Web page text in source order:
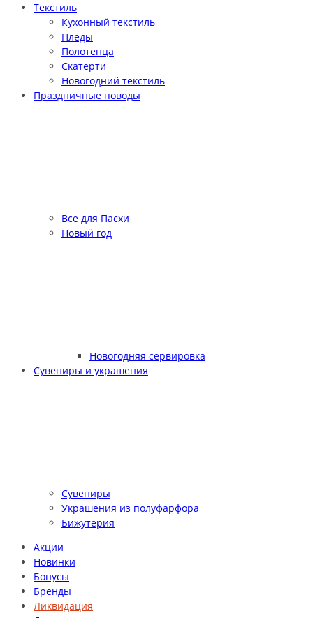
Текстиль
Кухонный текстиль
Пледы
Полотенца
Скатерти
Новогодний текстиль
Праздничные поводы
Все для Пасхи
Новый год
Новогодняя сервировка
Сувениры и украшения
Сувениры
Украшения из полуфарфора
Бижутерия
Акции
Новинки
Бонусы
Бренды
Ликвидация